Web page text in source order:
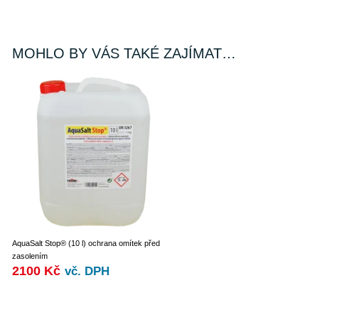
MOHLO BY VÁS TAKÉ ZAJÍMAT…
AquaSalt Stop® (10 l) ochrana omítek před
zasolením
2100 Kč vč. DPH